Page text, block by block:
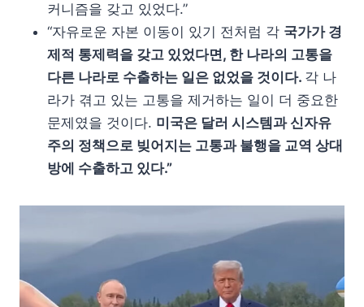
커니즘을 갖고 있었다.”
“자유로운 자본 이동이 있기 전처럼 각 국가가 경
제적 통제력을 갖고 있었다면, 한 나라의 고통을
다른 나라로 수출하는 일은 없었을 것이다. 각 나
라가 겪고 있는 고통을 제거하는 일이 더 중요한
문제였을 것이다. 미국은 달러 시스템과 신자유
주의 정책으로 빚어지는 고통과 불행을 교역 상대
방에 수출하고 있다.”